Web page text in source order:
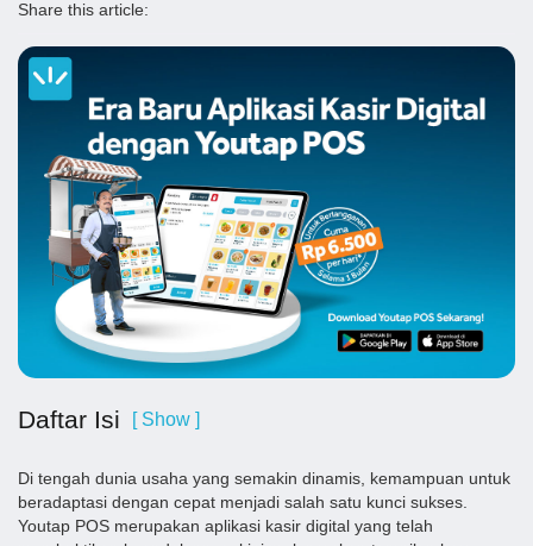
Share this article:
Daftar Isi [ Show ]
Di tengah dunia usaha yang semakin dinamis, kemampuan untuk
beradaptasi dengan cepat menjadi salah satu kunci sukses.
Youtap POS merupakan aplikasi kasir digital yang telah